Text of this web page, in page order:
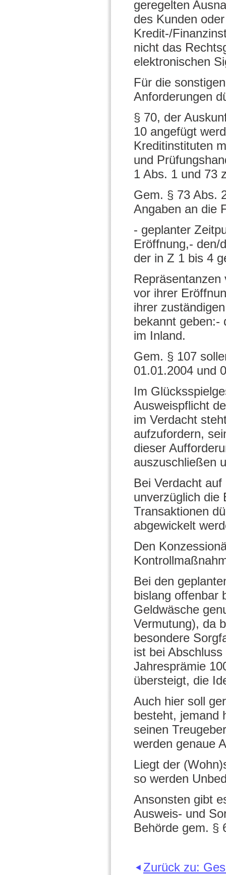
geregelten
des Kunden
Kredit-/
nicht das
elektronischen
Für die
Anforderungen
§ 70, der
10 angefügt
Kreditinstituten
und
1 Abs. 1 und 73
Gem. § 73 Abs.
Angaben an die
- geplanter
Eröffnung,- den/
der in Z 1 bis 4
vor ihrer
ihrer
bekannt geben:-
im Inland.
Gem. § 107
01.01.2004 und
Im
Ausweispflicht
im Verdacht
aufzufordern,
dieser
auszuschließen
Bei Verdacht
unverzüglich die
Transaktionen
abgewickelt
Den
Bei den
bislang offenbar
Geldwäsche
Vermutung), da
besondere
ist bei
Jahresprämie
übersteigt, die
Auch hier soll
besteht, jemand
seinen
werden genaue
Liegt der
so werden
Ansonsten gibt
Ausweis- und
Behörde gem. §
Zurück zu: